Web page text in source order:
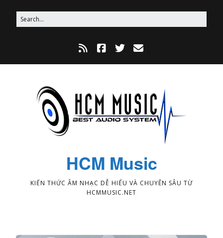
HCM Music
KIẾN THỨC ÂM NHẠC DỄ HIỂU VÀ CHUYÊN SÂU TỪ
HCMMUSIC.NET